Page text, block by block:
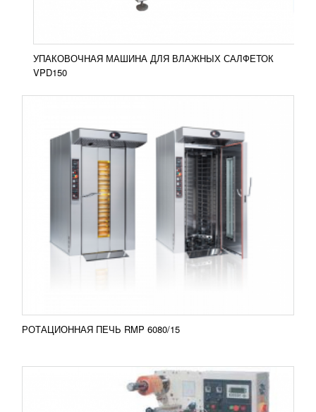
УПАКОВОЧНАЯ МАШИНА ДЛЯ ВЛАЖНЫХ САЛФЕТОК
VPD150
РОТАЦИОННАЯ ПЕЧЬ RMP 6080/15
ГОРИЗОНТАЛЬНЫЙ УПАКОВОЧНЫЙ
АВТОМАТ DT-450
1 561 753RUB
Горизонтальный упаковочный автомат широко
используется для упаковки отдельных твердых
товаров, включая продукцию пищевой
промышленности (...
Добавить в сравнение